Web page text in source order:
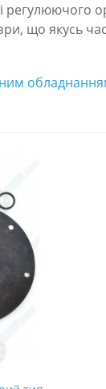
регулюючого
що якусь